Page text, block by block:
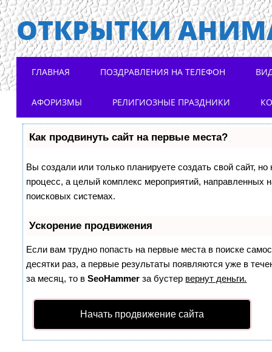
ОТКРЫТКИ
Main menu
ГЛАВНАЯ ПОЗДРАВЛЕНИЯ НА ТЕЛЕФОН
АФОРИЗМЫ РЕЛИГИОЗНЫЕ ПРАЗДНИКИ
Как продвинуть сайт на первые места?
Вы создали или только планируете создать свой сайт,
процесс, а целый комплекс мероприятий, направленных
поисковых системах.
Ускорение продвижения
Если вам трудно попасть на первые места в поиске
десятки раз, а первые результаты появляются уже в
за месяц, то вSeoHammer за бустер вернут деньги.
Начать продвижение сайта